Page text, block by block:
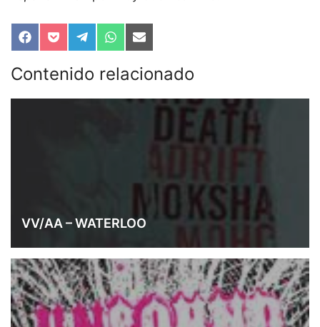
Compartir
en
Facebook
Compartir
en
Pocket
Compartir
en
Telegram
Compartir
en
WhatsApp
Compartir
en
Email
Contenido relacionado
VV/AA – WATERLOO